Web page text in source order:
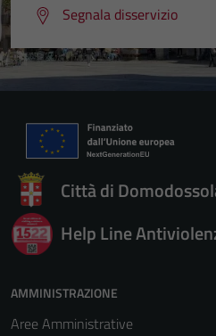
Segnala disservizio
Città di
Help Line
AMMINISTRAZIONE
Aree Amministrative